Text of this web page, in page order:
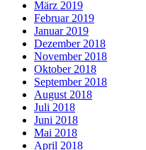
März 2019
Februar 2019
Januar 2019
Dezember 2018
November 2018
Oktober 2018
September 2018
August 2018
Juli 2018
Juni 2018
Mai 2018
April 2018